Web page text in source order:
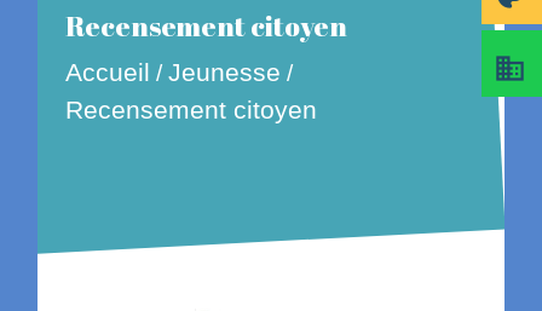
Recensement citoyen
Accueil /Jeunesse /
Recensement citoyen
business